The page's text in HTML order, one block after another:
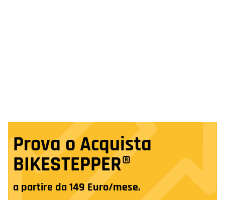
Prova o Acquista
BIKESTEPPER®
a partire da 149 Euro/mese.